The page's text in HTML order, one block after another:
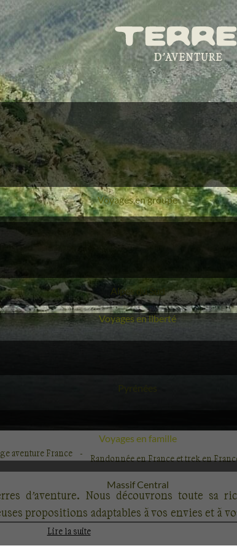
Voyage
Alpes du Sud
Voyage
Massif Central
Voyages en groupe
Voyages en liberté
Voyages en famille
aventure France
Randonnée en France et trek en
d’aventure. Nous découvrons toute sa
propositions adaptables à vos envies et à
sont disponibles, en randonnée,
rencontres. Chérie des voyageurs venus des
Lire la suite